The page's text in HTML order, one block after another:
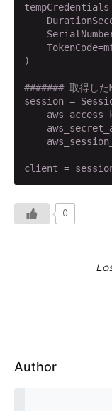
)
####### 取得した
session =
client =
0
Author